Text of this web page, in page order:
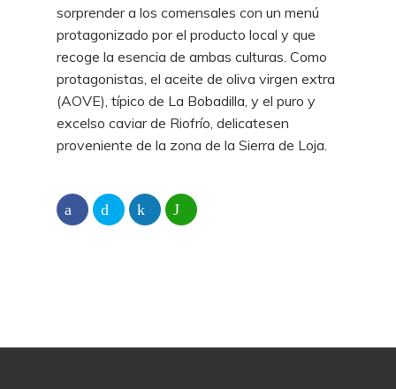
sorprender a los comensales con un menú
protagonizado por el producto local y que
recoge la esencia de ambas culturas. Como
protagonistas, el aceite de oliva virgen extra
(AOVE), típico de La Bobadilla, y el puro y
excelso caviar de Riofrío, delicatesen
proveniente de la zona de la Sierra de Loja.